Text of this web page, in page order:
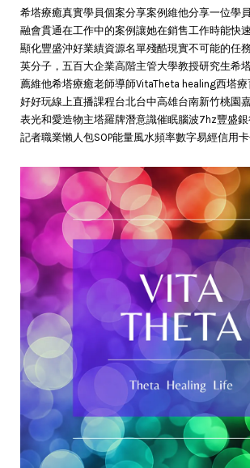
希塔療癒真實學員個案分享案例維他分享一位學
融會貫通在工作中的案例讓她在銷售工作時能快
顯化豐盛沖好業績資源名單殘酷現實不可能的任
英分子，五百大企業高階主管大學教授研究生希
薦維他希塔療癒老師導師VitaTheta healing西塔
好好玩線上直播課程台北台中高雄台南新竹桃園
表光和愛造物主塔羅牌潛意識催眠腦波7hz豐盛
記者職業懶人包SOP能量風水頻率數字易經信用